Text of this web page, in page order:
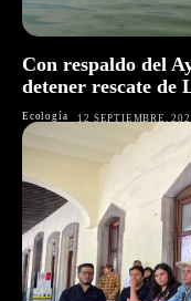
Con respaldo del
detener rescate de
Ecología 12 SEPTIEMBRE,